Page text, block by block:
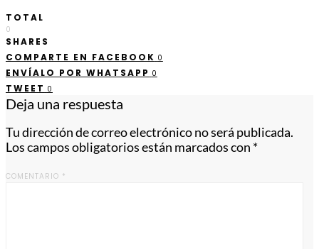
TOTAL
0
SHARES
COMPARTE EN FACEBOOK 0
ENVÍALO POR WHATSAPP 0
TWEET 0
Deja una respuesta
Tu dirección de correo electrónico no será publicada.
Los campos obligatorios están marcados con *
COMENTARIO *